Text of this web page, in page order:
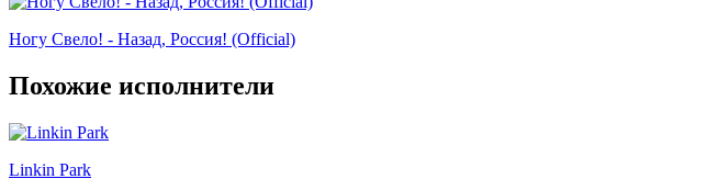
Ногу Свело! - Назад, Россия! (Official)
Похожие исполнители
Linkin Park